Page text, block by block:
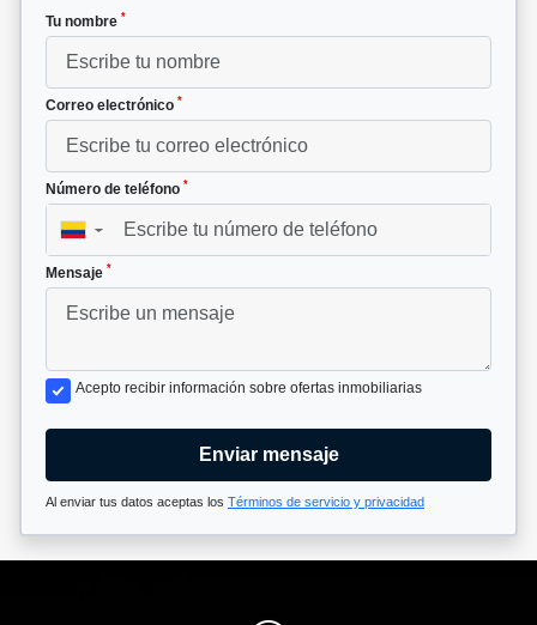
Tu nombre *
Correo electrónico *
Número de teléfono *
▼
Mensaje *
Acepto recibir información sobre ofertas inmobiliarias
Enviar mensaje
Al enviar tus datos aceptas los Términos de servicio y privacidad